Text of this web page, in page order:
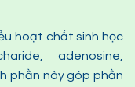
hoạt chất sinh học
adenosine,
phần này góp phần